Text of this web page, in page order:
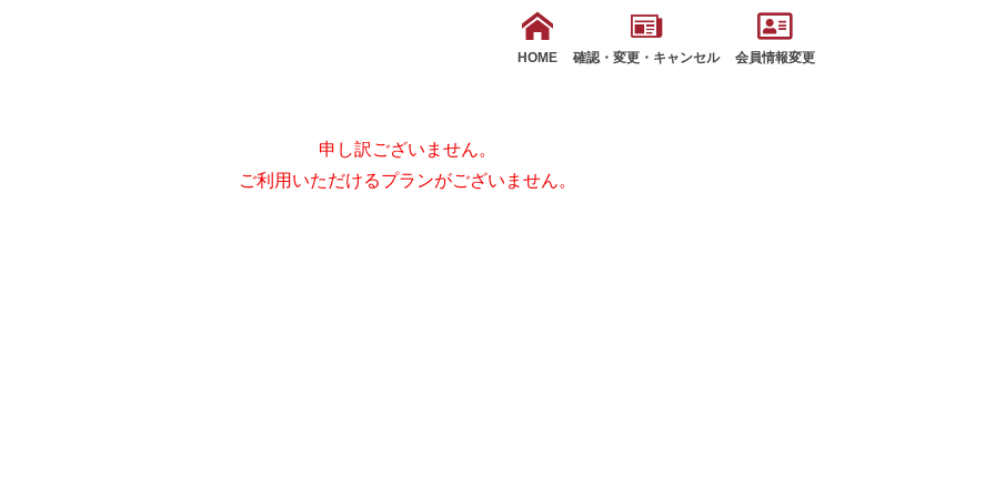
HOME 確認・変更・キャンセル 会員情報変更
申し訳ございません。
ご利用いただけるプランがございません。